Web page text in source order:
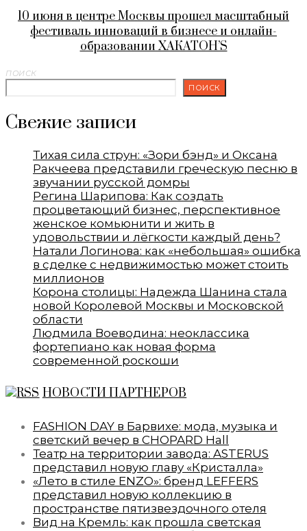
10 июня в центре Москвы прошел масштабный
фестиваль инноваций в бизнесе и онлайн-
образовании ХАКАТОН’S
ПОИСК
ПОИСК
Свежие записи
Тихая сила струн: «Зори бэнд» и Оксана
Ракчеева представили греческую песню в
звучании русской домры
Регина Шарипова: Как создать
процветающий бизнес, перспективное
женское комьюнити и жить в
удовольствии и лёгкости каждый день?
Натали Логинова: как «небольшая» ошибка
в сделке с недвижимостью может стоить
миллионов
Корона столицы: Надежда Шанина стала
новой Королевой Москвы и Московской
области
Людмила Воеводина: неоклассика
фортепиано как новая форма
современной роскоши
НОВОСТИ ПАРТНЕРОВ
FASHION DAY в Барвихе: мода, музыка и
светский вечер в CHOPARD Hall
Театр на территории завода: ASTERUS
представил новую главу «Кристалла»
«Лето в стиле ENZO»: бренд LEFFERS
представил новую коллекцию в
пространстве пятизвездочного отеля
Вид на Кремль: как прошла светская